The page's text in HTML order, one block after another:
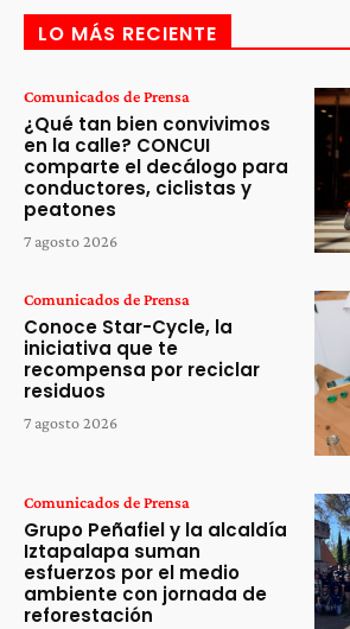
LO MÁS RECIENTE
Comunicados de Prensa
¿Qué tan bien convivimos
en la calle? CONCUI
comparte el decálogo para
conductores, ciclistas y
peatones
7 agosto 2026
Comunicados de Prensa
Conoce Star-Cycle, la
iniciativa que te
recompensa por reciclar
residuos
7 agosto 2026
Comunicados de Prensa
Grupo Peñafiel y la alcaldía
Iztapalapa suman
esfuerzos por el medio
ambiente con jornada de
reforestación